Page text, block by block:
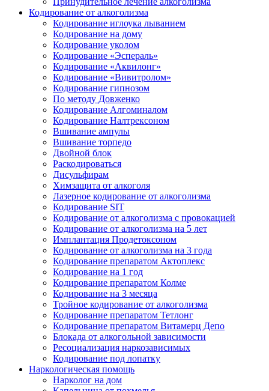
Кодирование от алкоголизма
Кодирование иглоука лыванием
Кодирование на дому
Кодирование уколом
Кодирование «Эспераль»
Кодирование «Аквилонг»
Кодирование «Вивитролом»
Кодирование гипнозом
По методу Довженко
Кодирование Алгоминалом
Кодирование Налтрексоном
Вшивание ампулы
Вшивание торпедо
Двойной блок
Раскодироваться
Дисульфирам
Химзащита от алкоголя
Лазерное кодирование от алкоголизма
Кодирование SIT
Кодирование от алкоголизма с провокацией
Кодирование от алкоголизма на 5 лет
Имплантация Продетоксоном
Кодирование от алкоголизма на 3 года
Кодирование препаратом Актоплекс
Кодирование на 1 год
Кодирование препаратом Колме
Кодирование на 3 месяца
Тройное кодирование от алкоголизма
Кодирование препаратом Тетлонг
Кодирование препаратом Витамерц Депо
Блокада от алкогольной зависимости
Ресоциализация наркозависимых
Кодирование под лопатку
Наркологическая помощь
Нарколог на дом